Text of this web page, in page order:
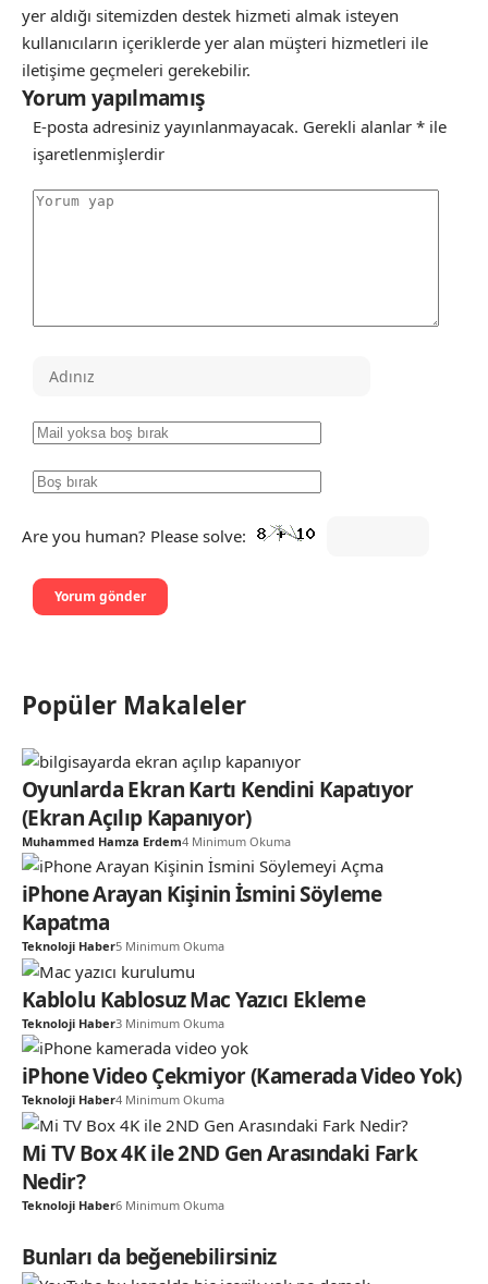
yer aldığı sitemizden destek hizmeti almak isteyen
kullanıcıların içeriklerde yer alan müşteri hizmetleri ile
iletişime geçmeleri gerekebilir.
Yorum yapılmamış
E-posta adresiniz yayınlanmayacak. Gerekli alanlar * ile
işaretlenmişlerdir
Are you human? Please solve:
Popüler Makaleler
Oyunlarda Ekran Kartı Kendini Kapatıyor
(Ekran Açılıp Kapanıyor)
Muhammed Hamza Erdem4 Minimum Okuma
iPhone Arayan Kişinin İsmini Söyleme
Kapatma
Teknoloji Haber5 Minimum Okuma
Kablolu Kablosuz Mac Yazıcı Ekleme
Teknoloji Haber3 Minimum Okuma
iPhone Video Çekmiyor (Kamerada Video Yok)
Teknoloji Haber4 Minimum Okuma
Mi TV Box 4K ile 2ND Gen Arasındaki Fark
Nedir?
Teknoloji Haber6 Minimum Okuma
Bunları da beğenebilirsiniz